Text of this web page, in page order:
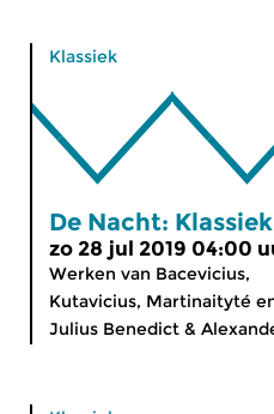
Klassiek
De Nacht: Klassiek
zo 28 jul 2019 04:00
Werken van Bacevicius,
Kutavicius, Martinaityté
Julius Benedict &